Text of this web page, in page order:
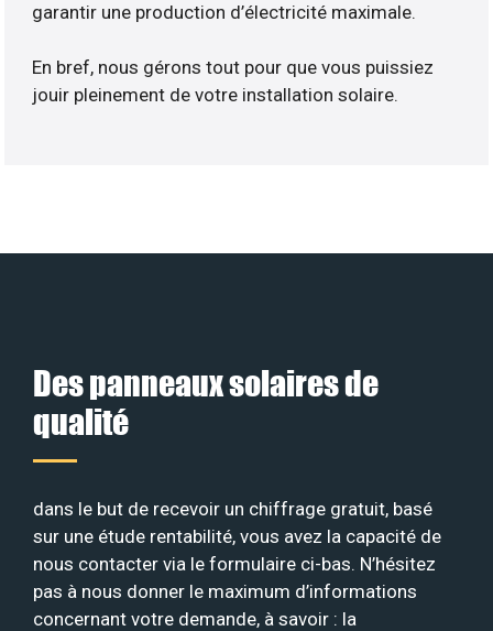
garantir une production d’électricité maximale.
En bref, nous gérons tout pour que vous puissiez
jouir pleinement de votre installation solaire.
Des panneaux solaires de
qualité
dans le but de recevoir un chiffrage gratuit, basé
sur une étude rentabilité, vous avez la capacité de
nous contacter via le formulaire ci-bas. N’hésitez
pas à nous donner le maximum d’informations
concernant votre demande, à savoir : la